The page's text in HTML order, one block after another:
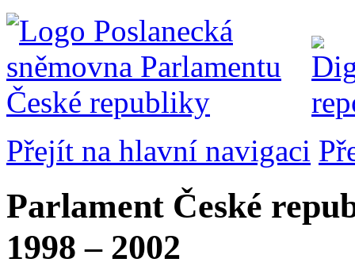
Přejít na hlavní navigaci
Parlament České
1998 – 2002